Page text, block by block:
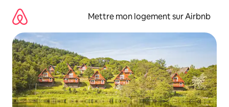
directement
contenu
Mettre mon logement sur Airbnb